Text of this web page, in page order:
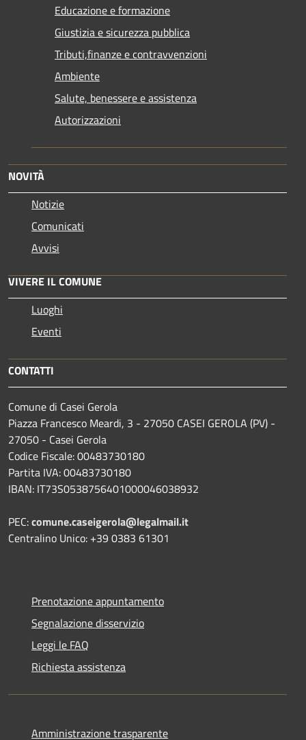
Educazione e formazione
Giustizia e sicurezza pubblica
Tributi,finanze e contravvenzioni
Ambiente
Salute, benessere e assistenza
Autorizzazioni
NOVITÀ
Notizie
Comunicati
Avvisi
VIVERE IL COMUNE
Luoghi
Eventi
CONTATTI
Comune di Casei Gerola
Piazza Francesco Meardi, 3 - 27050 CASEI GEROLA (PV) -
27050 - Casei Gerola
Codice Fiscale: 00483730180
Partita IVA: 00483730180
IBAN: IT73S0538756401000046038932
PEC:comune.caseigerola@legalmail.it
Centralino Unico: +39 0383 61301
Prenotazione appuntamento
Segnalazione disservizio
Leggi le FAQ
Richiesta assistenza
Amministrazione trasparente